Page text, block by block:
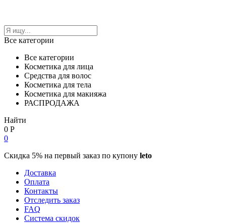
Все категории
Все категории
Косметика для лица
Средства для волос
Косметика для тела
Косметика для макияжа
РАСПРОДАЖА
Найти
0 Р
0
Скидка 5% на первый заказ по купону leto
Доставка
Оплата
Контакты
Отследить заказ
FAQ
Система скидок